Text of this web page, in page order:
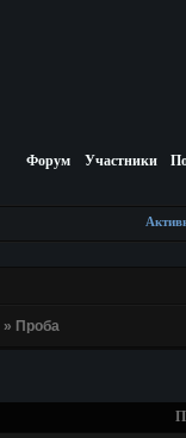
Форум Участники
» Проба